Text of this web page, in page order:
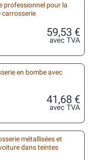
professionnel pour la
carrosserie
59,53 €
avec TVA
en bombe avec
41,68 €
avec TVA
métallisées et
dans teintes